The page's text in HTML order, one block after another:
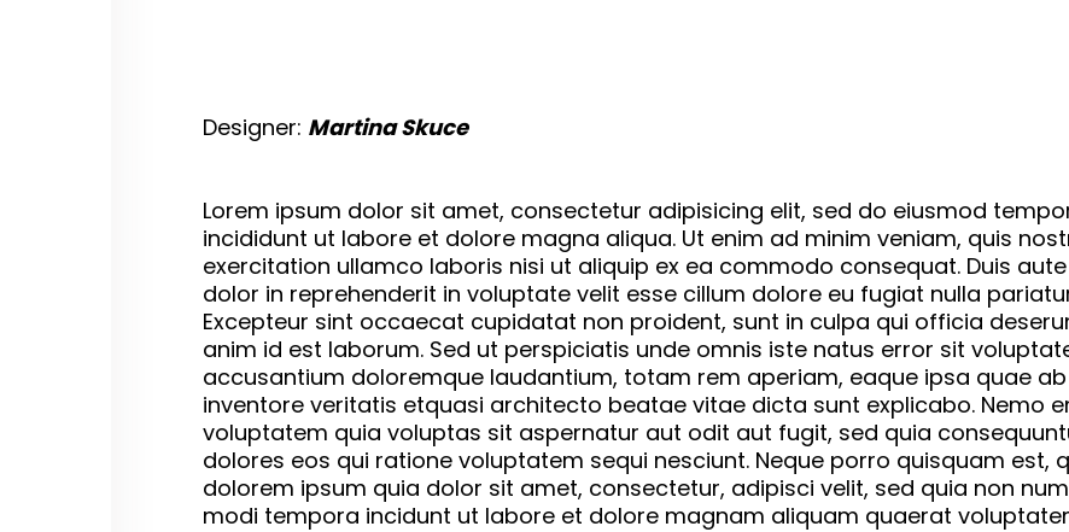
Designer: Martina Skuce
Lorem ipsum dolor sit amet, consectetur adipisicing elit, sed do eiusmod
incididunt ut labore et dolore magna aliqua. Ut enim ad minim veniam, quis
exercitation ullamco laboris nisi ut aliquip ex ea commodo consequat. Duis
dolor in reprehenderit in voluptate velit esse cillum dolore eu fugiat nulla
Excepteur sint occaecat cupidatat non proident, sunt in culpa qui officia
anim id est laborum. Sed ut perspiciatis unde omnis iste natus error sit
accusantium doloremque laudantium, totam rem aperiam, eaque ipsa quae ab
inventore veritatis etquasi architecto beatae vitae dicta sunt explicabo. Nemo
voluptatem quia voluptas sit aspernatur aut odit aut fugit, sed quia
dolores eos qui ratione voluptatem sequi nesciunt. Neque porro quisquam est,
dolorem ipsum quia dolor sit amet, consectetur, adipisci velit, sed quia non
modi tempora incidunt ut labore et dolore magnam aliquam quaerat